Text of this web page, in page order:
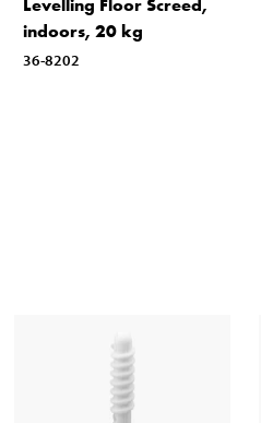
Levelling Floor Screed,
indoors, 20 kg
36-8202